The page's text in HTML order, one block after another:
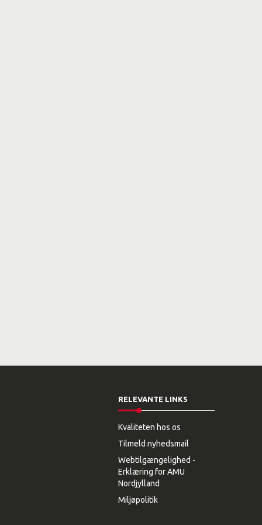
RELEVANTE LINKS
Kvaliteten hos os
Tilmeld nyhedsmail
Webtilgængelighed -
Erklæring for AMU
Nordjylland
Miljøpolitik